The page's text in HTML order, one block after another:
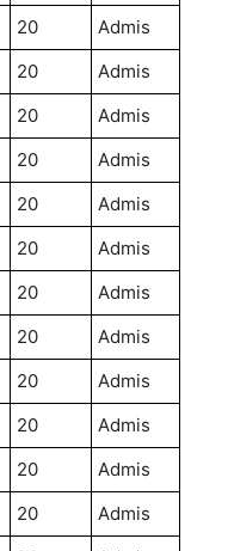
20
Admis
20
Admis
20
Admis
20
Admis
20
Admis
20
Admis
20
Admis
20
Admis
20
Admis
20
Admis
20
Admis
20
Admis